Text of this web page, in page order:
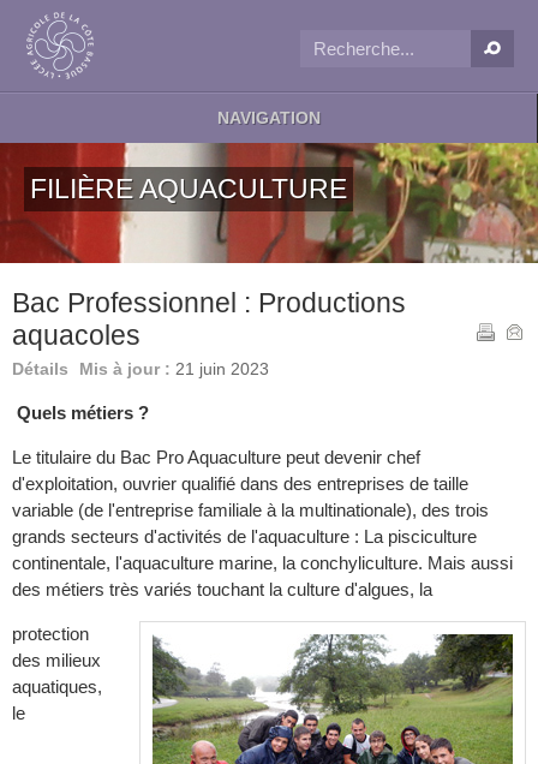
NAVIGATION
FILIÈRE AQUACULTURE
Bac Professionnel : Productions
aquacoles
Détails Mis à jour : 21 juin 2023
Quels métiers ?
Le titulaire du Bac Pro Aquaculture peut devenir chef
d'exploitation, ouvrier qualifié dans des entreprises de taille
variable (de l'entreprise familiale à la multinationale), des trois
grands secteurs d'activités de l'aquaculture : La pisciculture
continentale, l'aquaculture marine, la conchyliculture. Mais aussi
des métiers très variés touchant la culture d'algues, la
protection
des milieux
aquatiques,
le